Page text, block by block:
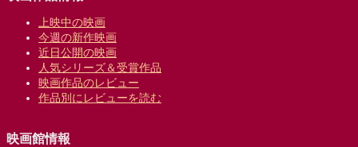
上映中の映画
今週の新作映画
近日公開の映画
人気シリーズ＆受賞作品
映画作品のレビュー
作品別にレビューを読む
映画館情報